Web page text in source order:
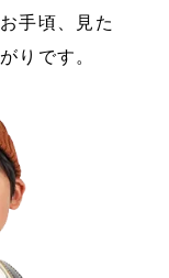
手頃、見た
りです。